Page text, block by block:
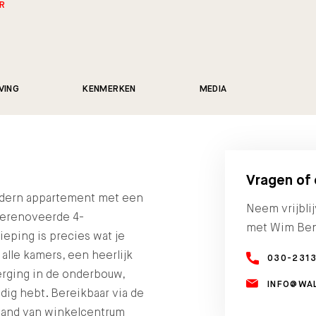
KENMERKEN MEDIA
appartement met een
4-
is precies wat je
kamers, een heerlijk
in de onderbouw,
hebt. Bereikbaar via de
van winkelcentrum
Vragen of
Neem
met Wim
030-